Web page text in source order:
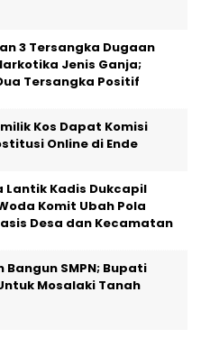
3 Tersangka Dugaan
Jenis Ganja;
Tersangka Positif
Kos Dapat Komisi
Online di Ende
Lantik Kadis Dukcapil
Komit Ubah Pola
Desa dan Kecamatan
SMPN; Bupati
Mosalaki Tanah